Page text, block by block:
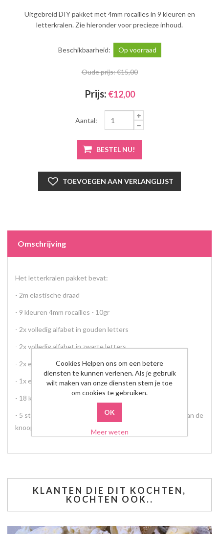
Uitgebreid DIY pakket met 4mm rocailles in 9 kleuren en
letterkralen. Zie hieronder voor precieze inhoud.
Beschikbaarheid: Op voorraad
Oude prijs:€15,00
Prijs: €12,00
Aantal:
Omschrijving
Het letterkralen pakket bevat:
- 2m elastische draad
- 9 kleuren 4mm rocailles - 10gr
- 2x volledig alfabet in gouden letters
- 2x volledig alfabet in zwarte letters
- 2x extra klinkersetje in zwarte letters (A, E, I, O & U)
- 1x extra klinkersetje in gouden letters (A, E, I, O & U)
- 18 kralen met hartje in verschillende kleuren
- 5 stainless steel gouden kraaltjes voor het verbergen van de
knoop
KLANTEN DIE DIT KOCHTEN,
KOCHTEN OOK..
Cookies Helpen ons om een betere
diensten te kunnen verlenen. Als je gebruik
wilt maken van onze diensten stem je toe
om cookies te gebruiken.
Meer weten